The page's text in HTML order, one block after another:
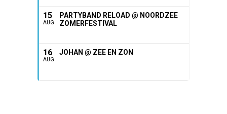
15
AUG
PARTYBAND RELOAD @ NOORDZEE
ZOMERFESTIVAL
16
AUG
JOHAN @ ZEE EN ZON